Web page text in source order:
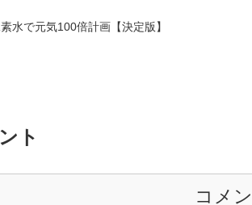
水で元気100倍計画【決定版】
ト
コメ